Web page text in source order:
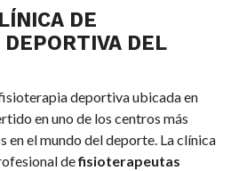
DE
DEL
deportiva ubicada en
en uno de los centros más
en el mundo del deporte. La clínica
defisioterapeutas